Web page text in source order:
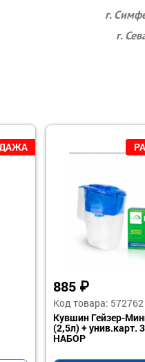
г.
г.
885 ₽
Код товара: 572762
Кувшин Гейзер-
(2,5л) + унив.карт.
НАБОР